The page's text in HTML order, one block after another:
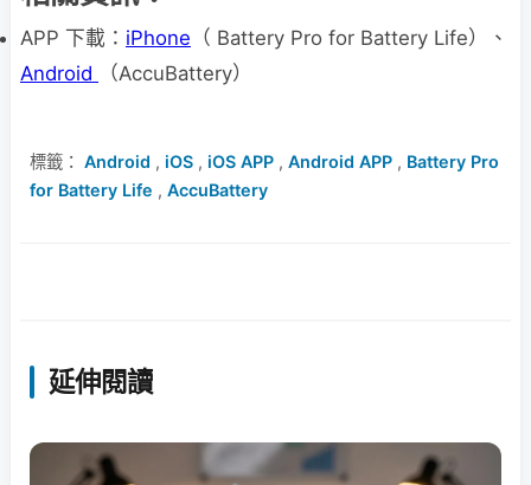
APP 下載： iPhone （ Battery Pro for Battery Life）、
Android
（Accu​Battery）
標籤： Android , iOS , iOS APP , Android APP , Battery Pro
for Battery Life , Accu​Battery
延伸閱讀